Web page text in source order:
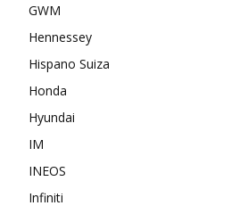
GWM
Hennessey
Hispano Suiza
Honda
Hyundai
IM
INEOS
Infiniti